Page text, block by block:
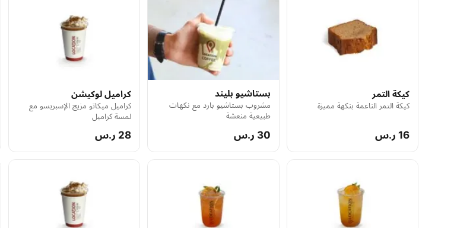
كيكة التمر
كيكة التمر الناعمة بنكهة مميزة
16 ر.س
بستاشيو بليند
مشروب بستاشيو بارد مع نكهات
طبيعية منعشة
30 ر.س
كراميل لوكيشن
كراميل ميكاتو مزيج الإسبريسو مع
لمسة كراميل
28 ر.س